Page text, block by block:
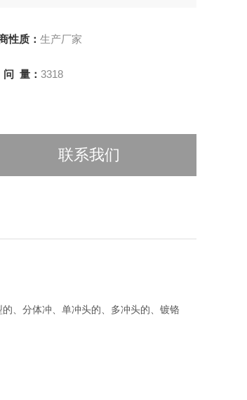
性质： 生产厂家
量： 3318
联系我们
、分体冲、单冲头的、多冲头的、镀铬